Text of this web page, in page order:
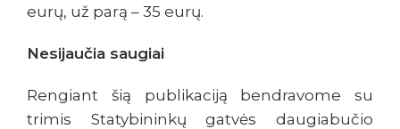
eurų, už parą – 35 eurų.
Nesijaučia saugiai
Rengiant šią publikaciją bendravome su
trimis Statybininkų gatvės daugiabučio